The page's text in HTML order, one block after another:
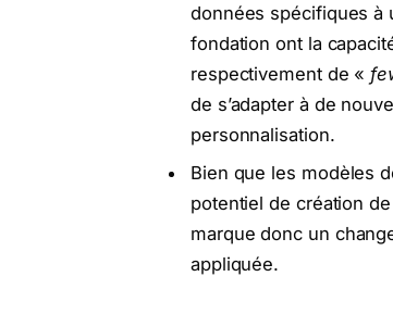
données spécifiques à
fondation ont la
respectivement de «
de s’adapter à de
personnalisation.
Bien que les modèles
potentiel de création
marque donc un
appliquée.